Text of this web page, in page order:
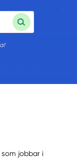
jobbar i